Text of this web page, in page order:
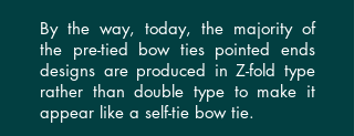
By the way, today, the majority of
the pre-tied bow ties pointed ends
designs are produced in Z-fold type
rather than double type to make it
appear like a self-tie bow tie.